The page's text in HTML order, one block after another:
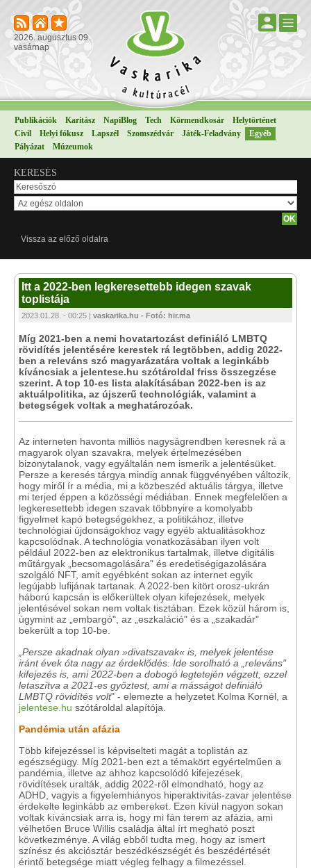
2026. augusztus 09.
vasárnap
Publikációk Karitász NapiBlog Tech Körmendkosár
Helytörténet
Civil
Helyi fókusz Lapszél Szomszédvár Játék-Feladvány
Egyéb
Pályázat
Múzeumok
KERESÉS
Vissza az előző oldalra
Itt a 2022-ben legkeresettebb idegen szavak
toplistája
2023.01.28. - 00:25 | vaskarika.hu - Fotó: hir.ma
Míg 2021-ben a nemi hovatartozást definiáló LMBTQ
rövidítés jelentésére kerestek rá legtöbben, addig 2022-
ben a releváns szó magyarázatára voltak a leginkább
kíváncsiak a jelentese.hu szótároldal friss összegzése
szerint. A top 10-es lista alakításában 2022-ben is az
aktuálpolitika, az újszerű technológiák, valamint a
betegségek voltak a meghatározóak.
Az interneten havonta milliós nagyságrendben keresnek rá a
magyarok olyan szavakra, melyek értelmezésében
bizonytalanok, vagy egyáltalán nem ismerik a jelentésüket.
Persze a keresés tárgya mindig annak függvényében változik,
hogy miről ír a média, mi a közbeszéd aktuális tárgya, illetve
mi terjed éppen a közösségi médiában. Ennek megfelelően a
legkeresettebb idegen szavak többnyire a komolyabb
figyelmet kapó betegségekhez, a politikához, illetve
technológiai újdonságokhoz vagy egyéb aktualitásokhoz
kapcsolódnak. A technológia vonatkozásában ilyen volt
például 2022-ben az elektronikus tartalmak, illetve digitális
műtárgyak „becsomagolására" és eredetiségigazolására
szolgáló NFT, amit egyébként sokan az internet egyik
legújabb lufijának tartanak. A 2022-ben kitört orosz-ukrán
háború kapcsán is előkerültek olyan kifejezések, melyek
jelentésével sokan nem voltak tisztában. Ezek közül három is,
úgymint az „embargó", az „eszkaláció" és a „szakadár"
bekerült a top 10-be.
„Persze akadnak olyan »divatszavak« is, melyek jelentése
iránt évek óta nagy az érdeklődés. Ide sorolható a „releváns"
kifejezés is, ami 2022-ben a dobogó legtetején végzett, ezzel
letaszítva a 2021-es győztest, ami a másságot definiáló
LMBTQ rövidítés volt" - elemezte a helyzetet Kolma Kornél, a
jelentese.hu szótároldal alapítója.
Pandémia után afázia
Több kifejezéssel is képviselteti magát a toplistán az
egészségügy. Míg 2021-ben ezt a témakört egyértelműen a
pandémia, illetve az ahhoz kapcsolódó kifejezések,
rövidítések uralták, addig 2022-ről elmondható, hogy az
ADHD, vagyis a figyelemhiányos hiperaktivitás-zavar jelentése
érdekelte leginkább az embereket. Ezen kívül nagyon sokan
voltak kíváncsiak arra is, hogy mi fán terem az afázia, ami
vélhetően Bruce Willis családja által írt megható poszt
következménye. A világ ebből tudta meg, hogy az ismert
színész és akciósztár beszédkészségét és beszédértését
érintő betegsége miatt végleg felhagy a filmezéssel.